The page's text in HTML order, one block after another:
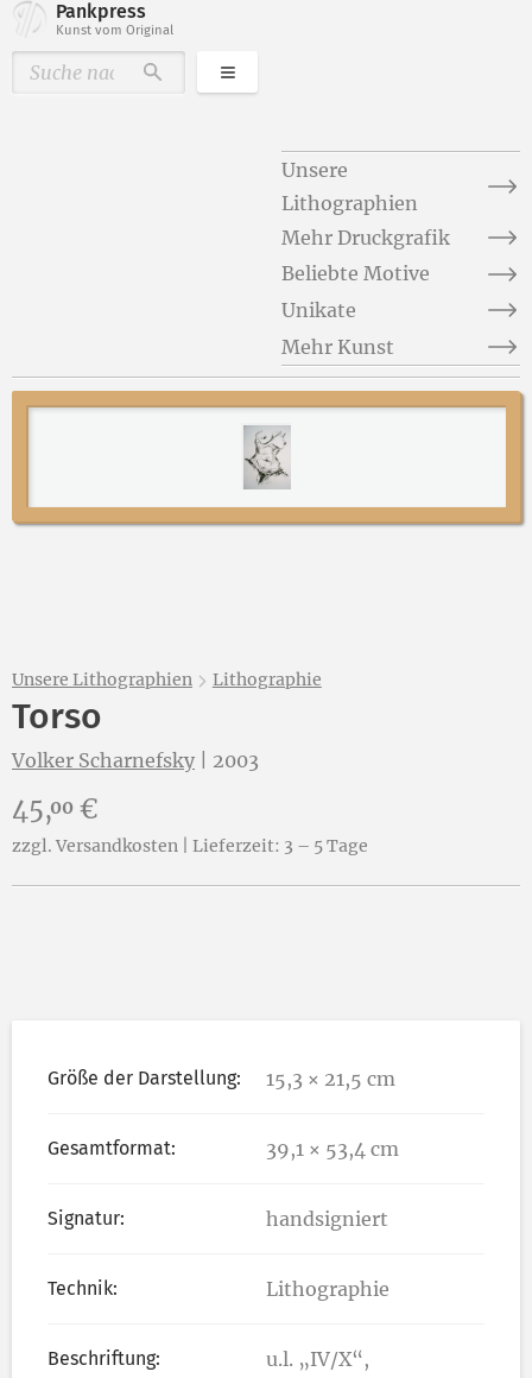
Pankpress
Kunst vom Original
DurchsuchenKategorien
Unsere
Lithographien
Mehr Druckgrafik
Beliebte Motive
Unikate
Mehr Kunst
Unsere Lithographien Lithographie
Torso
Volker Scharnefsky 2003
Preis:
45,00 €
zzgl. Versandkosten | Lieferzeit: 3 – 5 Tage
Größe der Darstellung: 15,3 × 21,5 cm
Gesamtformat: 39,1 × 53,4 cm
Signatur: handsigniert
Technik: Lithographie
Beschriftung:
u.l. „IV/X“,